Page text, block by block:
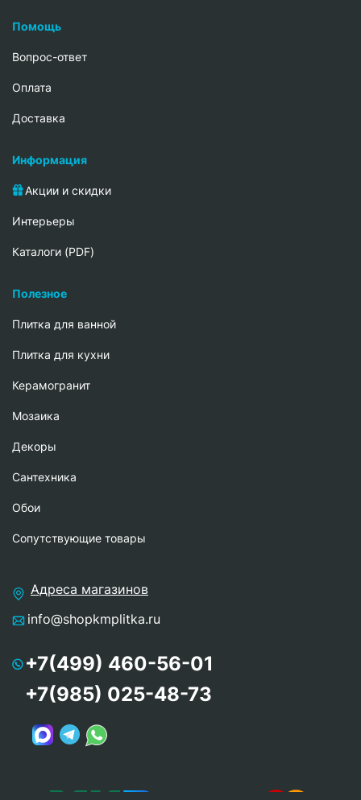
Помощь
Вопрос-ответ
Oплата
Доставка
Информация
Акции и скидки
Интерьеры
Каталоги (PDF)
Полезное
Плитка для ванной
Плитка для кухни
Керамогранит
Мозаика
Декоры
Сантехника
Обои
Сопутствующие товары
Адреса магазинов
info@shopkmplitka.ru
+7(499) 460-56-01
+7(985) 025-48-73